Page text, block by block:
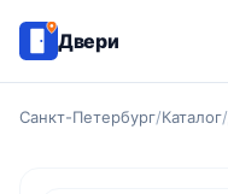
Двери
Санкт-Петербург/Каталог/